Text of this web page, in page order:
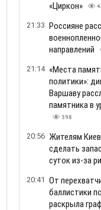
«Циркон»
21:33 Россияне
направлений
21:14 «Места
политики»:
Варшаву
памятника в
398
20:56 Жителям
сделать
суток из-за
20:41 От
баллистики
раскрыла